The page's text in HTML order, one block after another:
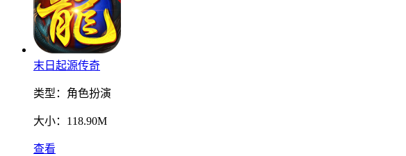
末日起源传奇
类型： 角色扮演
大小： 118.90M
查看